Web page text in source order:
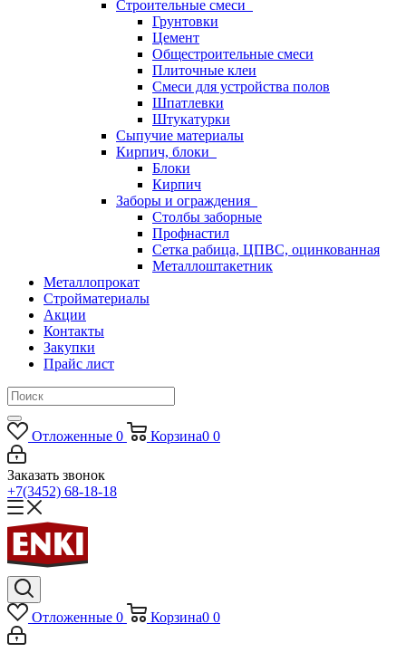
Строительные смеси
Грунтовки
Цемент
Общестроительные смеси
Плиточные клеи
Смеси для устройства полов
Шпатлевки
Штукатурки
Сыпучие материалы
Кирпич, блоки
Блоки
Кирпич
Заборы и ограждения
Столбы заборные
Профнастил
Сетка рабица, ЦПВС, оцинкованная
Металлоштакетник
Металлопрокат
Стройматериалы
Акции
Контакты
Закупки
Прайс лист
Отложенные 0 Корзина0 0
Заказать звонок
+7(3452) 68-18-18
Отложенные 0 Корзина0 0